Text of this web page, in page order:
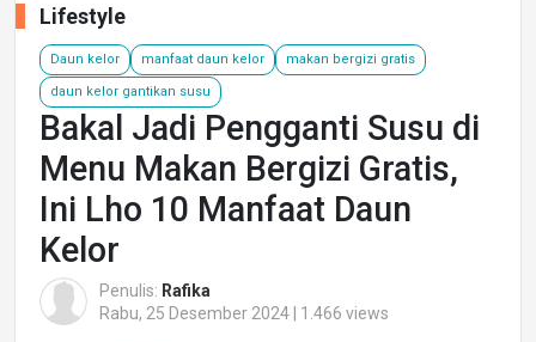
Lifestyle
Daun kelor manfaat daun kelor makan bergizi gratis
daun kelor gantikan susu
Bakal Jadi Pengganti Susu di
Menu Makan Bergizi Gratis,
Ini Lho 10 Manfaat Daun
Kelor
Penulis: Rafika
Rabu, 25 Desember 2024 | 1.466 views